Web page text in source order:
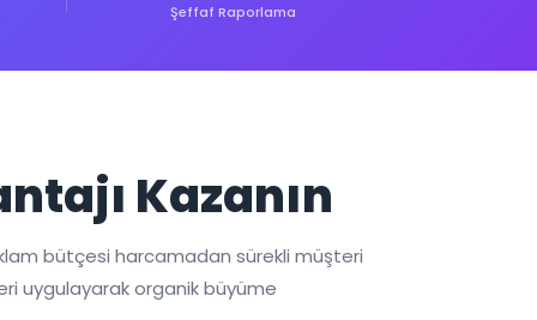
Şeffaf Raporlama
Kazanın
bütçesi harcamadan sürekli müşteri
uygulayarak organik büyüme